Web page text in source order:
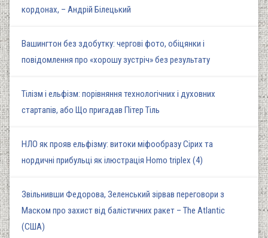
кордонах, – Андрій Білецький
Вашингтон без здобутку: чергові фото, обіцянки і
повідомлення про «хорошу зустріч» без результату
Тілізм і ельфізм: порівняння технологічних і духовних
стартапів, або Що пригадав Пітер Тіль
НЛО як прояв ельфізму: витоки міфообразу Сірих та
нордичні прибульці як ілюстрація Homo triplex (4)
Звільнивши Федорова, Зеленський зірвав переговори з
Маском про захист від балістичних ракет – The Atlantic
(США)